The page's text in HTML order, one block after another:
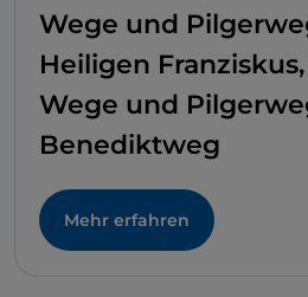
Wege und
Heiligen
Wege und
Benediktweg
Mehr erfahren